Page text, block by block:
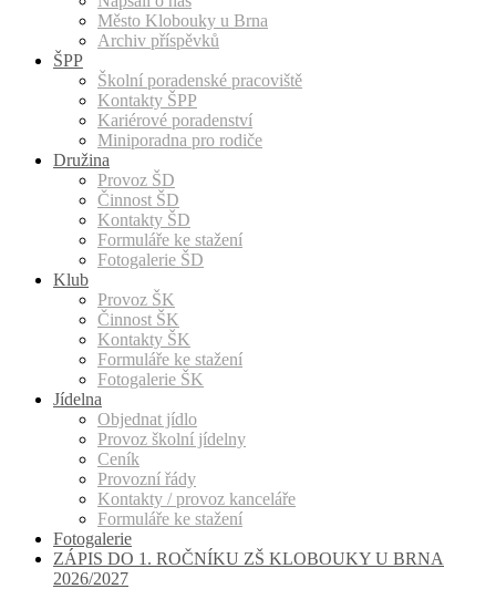
Město Klobouky u Brna
Archiv příspěvků
ŠPP
Školní poradenské pracoviště
Kontakty ŠPP
Kariérové poradenství
Miniporadna pro rodiče
Družina
Provoz ŠD
Činnost ŠD
Kontakty ŠD
Formuláře ke stažení
Fotogalerie ŠD
Klub
Provoz ŠK
Činnost ŠK
Kontakty ŠK
Formuláře ke stažení
Fotogalerie ŠK
Jídelna
Objednat jídlo
Provoz školní jídelny
Ceník
Provozní řády
Kontakty / provoz kanceláře
Formuláře ke stažení
Fotogalerie
ZÁPIS DO 1. ROČNÍKU ZŠ KLOBOUKY U BRNA
2026/2027